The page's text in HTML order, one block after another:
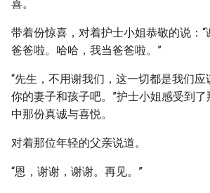
喜。
带着份惊喜，对着护士小姐恭敬的说：“
爸爸啦。哈哈，我当爸爸啦。”
“先生，不用谢我们，这一切都是我们
你的妻子和孩子吧。”护士小姐感受到
中那份真诚与喜悦。
对着那位年轻的父亲说道。
“恩，谢谢，谢谢。再见。”